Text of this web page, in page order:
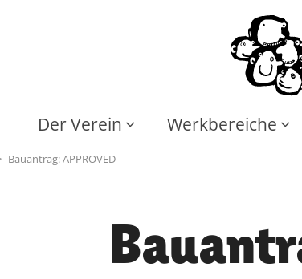
Der Verein Werkbereiche
Bauantrag: APPROVED